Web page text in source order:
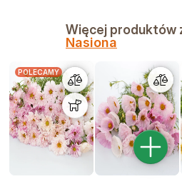
Więcej produktów
Nasiona
POLECAMY